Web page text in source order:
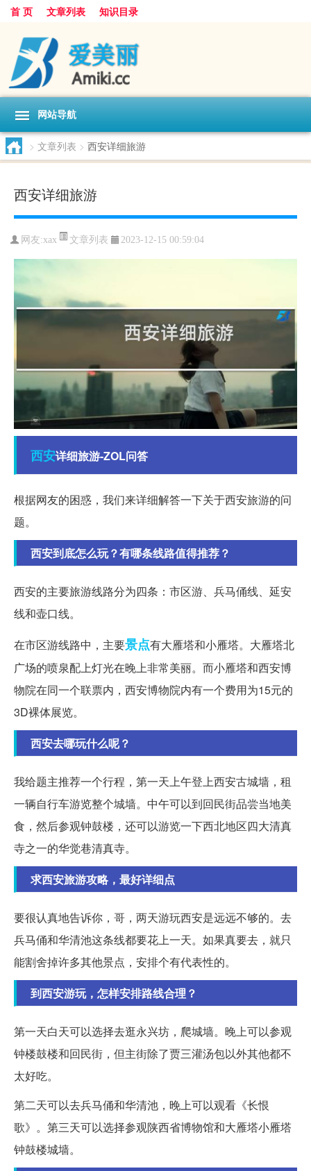
首 页 文章列表 知识目录
网站导航
> 文章列表 > 西安详细旅游
西安详细旅游
网友:xax 文章列表 2023-12-15 00:59:04
西安详细旅游-ZOL问答
根据网友的困惑，我们来详细解答一下关于西安旅游的问
题。
西安到底怎么玩？有哪条线路值得推荐？
西安的主要旅游线路分为四条：市区游、兵马俑线、延安
线和壶口线。
在市区游线路中，主要景点有大雁塔和小雁塔。大雁塔北
广场的喷泉配上灯光在晚上非常美丽。而小雁塔和西安博
物院在同一个联票内，西安博物院内有一个费用为15元的
3D裸体展览。
西安去哪玩什么呢？
我给题主推荐一个行程，第一天上午登上西安古城墙，租
一辆自行车游览整个城墙。中午可以到回民街品尝当地美
食，然后参观钟鼓楼，还可以游览一下西北地区四大清真
寺之一的华觉巷清真寺。
求西安旅游攻略，最好详细点
要很认真地告诉你，哥，两天游玩西安是远远不够的。去
兵马俑和华清池这条线都要花上一天。如果真要去，就只
能割舍掉许多其他景点，安排个有代表性的。
到西安游玩，怎样安排路线合理？
第一天白天可以选择去逛永兴坊，爬城墙。晚上可以参观
钟楼鼓楼和回民街，但主街除了贾三灌汤包以外其他都不
太好吃。
第二天可以去兵马俑和华清池，晚上可以观看《长恨
歌》。第三天可以选择参观陕西省博物馆和大雁塔小雁塔
钟鼓楼城墙。